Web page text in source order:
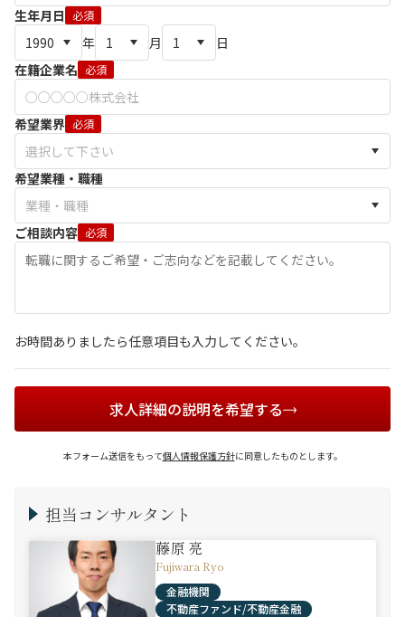
生年月日 必須
年 月
日
在籍企業名 必須
希望業界 必須
希望業種・職種
ご相談内容 必須
お時間ありましたら任意項目も入力してください。
求人詳細の説明を希望する
本フォーム送信をもって個人情報保護方針に同意したものとします。
担当コンサルタント
藤原 亮
Fujiwara Ryo
金融機関
不動産ファンド/不動産金融